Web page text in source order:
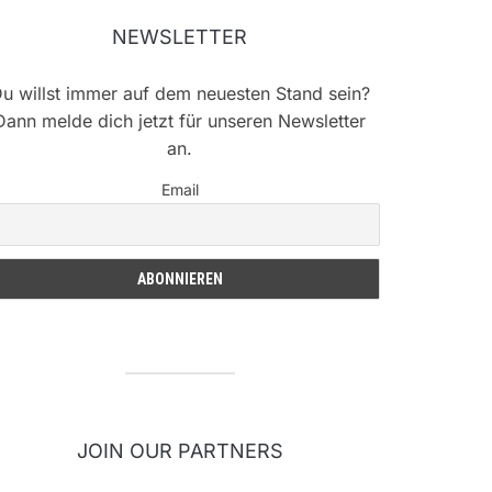
NEWSLETTER
willst immer auf dem neuesten Stand sein?
melde dich jetzt für unseren Newsletter
an.
Email
JOIN OUR PARTNERS